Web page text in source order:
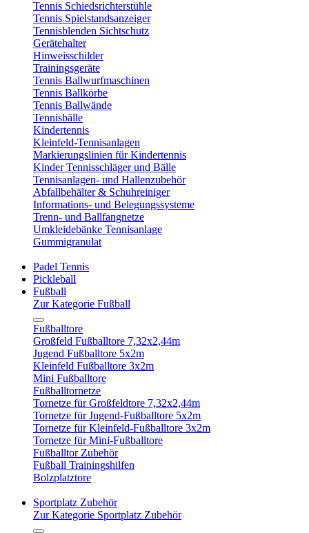
Tennis Schiedsrichterstühle
Tennis Spielstandsanzeiger
Tennisblenden Sichtschutz
Gerätehalter
Hinweisschilder
Trainingsgeräte
Tennis Ballwurfmaschinen
Tennis Ballkörbe
Tennis Ballwände
Tennisbälle
Kindertennis
Kleinfeld-Tennisanlagen
Markierungslinien für Kindertennis
Kinder Tennisschläger und Bälle
Tennisanlagen- und Hallenzubehör
Abfallbehälter & Schuhreiniger
Informations- und Belegungssysteme
Trenn- und Ballfangnetze
Umkleidebänke Tennisanlage
Gummigranulat
Padel Tennis
Pickleball
Fußball
Zur Kategorie Fußball
Fußballtore
Großfeld Fußballtore 7,32x2,44m
Jugend Fußballtore 5x2m
Kleinfeld Fußballtore 3x2m
Mini Fußballtore
Fußballtornetze
Tornetze für Großfeldtore 7,32x2,44m
Tornetze für Jugend-Fußballtore 5x2m
Tornetze für Kleinfeld-Fußballtore 3x2m
Tornetze für Mini-Fußballtore
Fußballtor Zubehör
Fußball Trainingshilfen
Bolzplatztore
Sportplatz Zubehör
Zur Kategorie Sportplatz Zubehör